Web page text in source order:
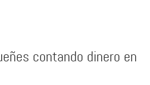
contando dinero en